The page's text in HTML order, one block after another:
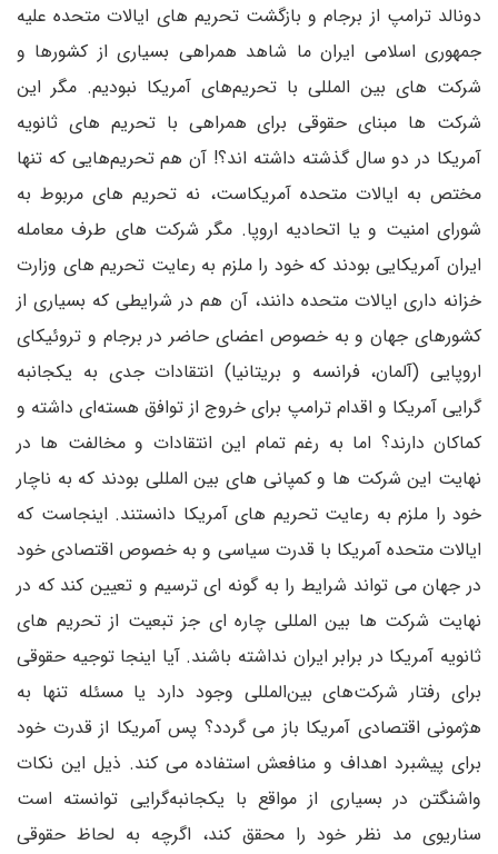
دونالد ترامپ از برجام و بازگشت تحریم های ایالات متحده علیه
جمهوری اسلامی ایران ما شاهد همراهی بسیاری از کشورها و
شرکت های بین المللی با تحریم‌های آمریکا نبودیم. مگر این
شرکت ها مبنای حقوقی برای همراهی با تحریم های ثانویه
آمریکا در دو سال گذشته داشته اند؟! آن هم تحریم‌هایی که تنها
مختص به ایالات متحده آمریکاست، نه تحریم های مربوط به
شورای امنیت و یا اتحادیه اروپا. مگر شرکت های طرف معامله
ایران آمریکایی بودند که خود را ملزم به رعایت تحریم های وزارت
خزانه داری ایالات متحده دانند، آن هم در شرایطی که بسیاری از
کشورهای جهان و به خصوص اعضای حاضر در برجام و تروئیکای
اروپایی (آلمان، فرانسه و بریتانیا) انتقادات جدی به یکجانبه
گرایی آمریکا و اقدام ترامپ برای خروج از توافق هسته‌ای داشته و
کماکان دارند؟ اما به رغم تمام این انتقادات و مخالفت ها در
نهایت این شرکت ها و کمپانی های بین المللی بودند که به ناچار
خود را ملزم به رعایت تحریم های آمریکا دانستند. اینجاست که
ایالات متحده آمریکا با قدرت سیاسی و به خصوص اقتصادی خود
در جهان می تواند شرایط را به گونه ای ترسیم و تعیین ‌کند که در
نهایت شرکت ها بین المللی چاره ای جز تبعیت از تحریم های
ثانویه آمریکا در برابر ایران نداشته باشند. آیا اینجا توجیه حقوقی
برای رفتار شرکت‌های بین‌المللی وجود دارد یا مسئله تنها به
هژمونی اقتصادی آمریکا باز می گردد؟ پس آمریکا از قدرت خود
برای پیشبرد اهداف و منافعش استفاده می کند. ذیل این نکات
واشنگتن در بسیاری از مواقع با یکجانبه‌گرایی توانسته است
سناریوی مد نظر خود را محقق کند، اگرچه به لحاظ حقوقی